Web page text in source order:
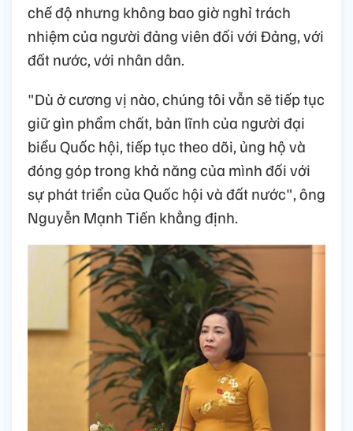
chế độ nhưng không bao giờ nghỉ trách
nhiệm của người đảng viên đối với Đảng, với
đất nước, với nhân dân.
"Dù ở cương vị nào, chúng tôi vẫn sẽ tiếp tục
giữ gìn phẩm chất, bản lĩnh của người đại
biểu Quốc hội, tiếp tục theo dõi, ủng hộ và
đóng góp trong khả năng của mình đối với
sự phát triển của Quốc hội và đất nước", ông
Nguyễn Mạnh Tiến khẳng định.